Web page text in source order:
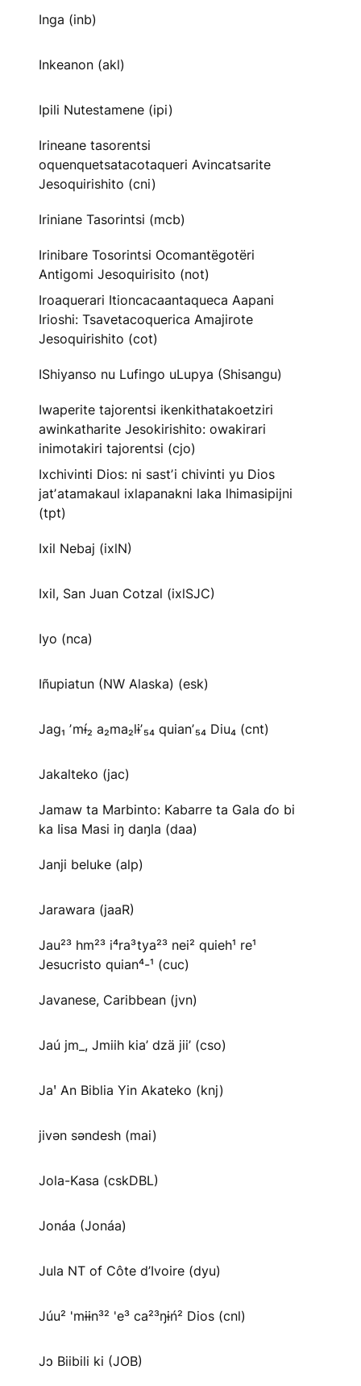
Inga (inb)
Inkeanon (akl)
Ipili Nutestamene (ipi)
Irineane tasorentsi
oquenquetsatacotaqueri Avincatsarite
Jesoquirishito (cni)
Iriniane Tasorintsi (mcb)
Irinibare Tosorintsi Ocomantëgotëri
Antigomi Jesoquirisito (not)
Iroaquerari Itioncacaantaqueca Aapani
Irioshi: Tsavetacoquerica Amajirote
Jesoquirishito (cot)
IShiyanso nu Lufingo uLupya (Shisangu)
Iwaperite tajorentsi ikenkithatakoetziri
awinkatharite Jesokirishito: owakirari
inimotakiri tajorentsi (cjo)
Ixchivinti Dios: ni sastʼi chivinti yu Dios
jatʼatamakaul ixlapanakni laka lhimasipijni
(tpt)
Ixil Nebaj (ixlN)
Ixil, San Juan Cotzal (ixlSJC)
Iyo (nca)
Iñupiatun (NW Alaska) (esk)
Jag₁ ʼmɨ́₂ a₂ma₂lɨʼ₅₄ quianʼ₅₄ Diu₄ (cnt)
Jakalteko (jac)
Jamaw ta Marbinto: Kabarre ta Gala ɗo bi
ka Iisa Masi iŋ daŋla (daa)
Janji beluke (alp)
Jarawara (jaaR)
Jau²³ hm²³ i⁴ra³tya²³ nei² quieh¹ re¹
Jesucristo quian⁴-¹ (cuc)
Javanese, Caribbean (jvn)
Jaú jm_, Jmiih kia’ dzä jii’ (cso)
Jaꞌ An Biblia Yin Akateko (knj)
jivən səndesh (mai)
Jola-Kasa (cskDBL)
Jonáa (Jonáa)
Jula NT of Côte d’Ivoire (dyu)
Júu² 'mɨɨn³² 'e³ ca²³ŋɨń² Dios (cnl)
Jɔ Biibili ki (JOB)